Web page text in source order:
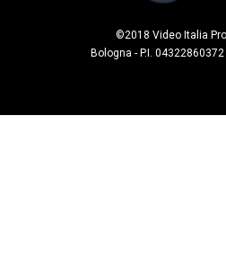
©2018 Video Italia
Bologna - P.I. 04322860372